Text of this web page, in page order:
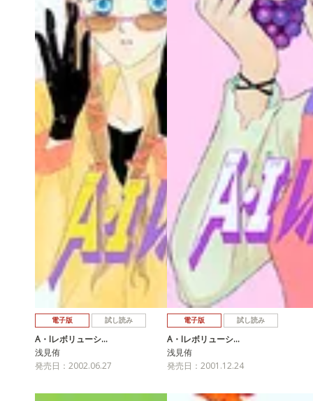
電子版 試し読み
A・Iレボリューシ…
浅見侑
発売日：2002.06.27
電子版 試し読み
A・Iレボリューシ…
浅見侑
発売日：2001.12.24